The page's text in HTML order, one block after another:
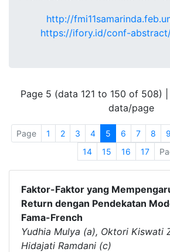
http://
https://ifory.id/conf-
Page 5 (data 121 to 150 of 508)
data/page
Page 1 2 3 4 5 6 7 8 9
14
15 16 17
Faktor-Faktor yang
Return dengan Pendekatan
Fama-French
Yudhia Mulya (a), Oktori Kiswati
Hidajati Ramdani (c)